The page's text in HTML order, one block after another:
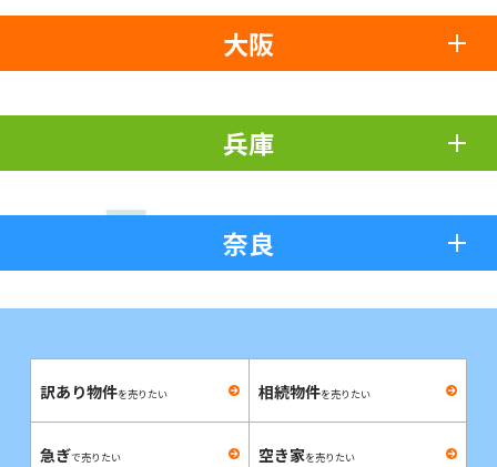
大阪
兵庫
奈良
訳あり物件を売りたい 相続物件を売りたい
急ぎで売りたい 空き家を売りたい